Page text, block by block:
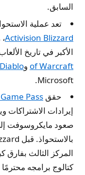
السابق.
تعد عملية الاستحواذ ** البالغة
Activision Blizzard
الأكبر في تاريخ
of Warcraft وDiablo
Microsoft.
حقق Pass
صعود مايكروسوفت
المركز الثالث بفارق
كتالوج برامجه